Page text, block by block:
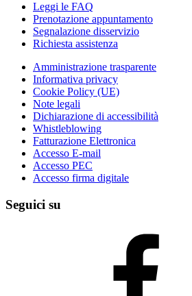
Leggi le FAQ
Prenotazione appuntamento
Segnalazione disservizio
Richiesta assistenza
Amministrazione trasparente
Informativa privacy
Cookie Policy (UE)
Note legali
Dichiarazione di accessibilità
Whistleblowing
Fatturazione Elettronica
Accesso E-mail
Accesso PEC
Accesso firma digitale
Seguici su